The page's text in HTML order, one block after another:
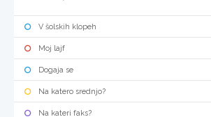
V šolskih klopeh
Moj lajf
Dogaja se
Na katero srednjo?
Na kateri faks?